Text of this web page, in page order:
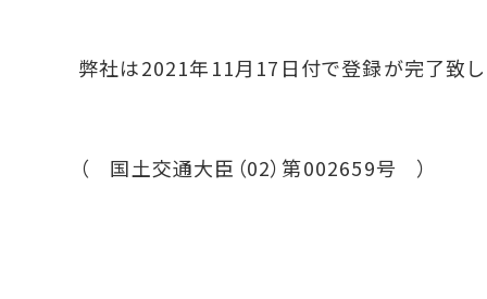
弊社は2021年11月17日付で登録が完了致し
（ 国土交通大臣（02）第002659号 ）